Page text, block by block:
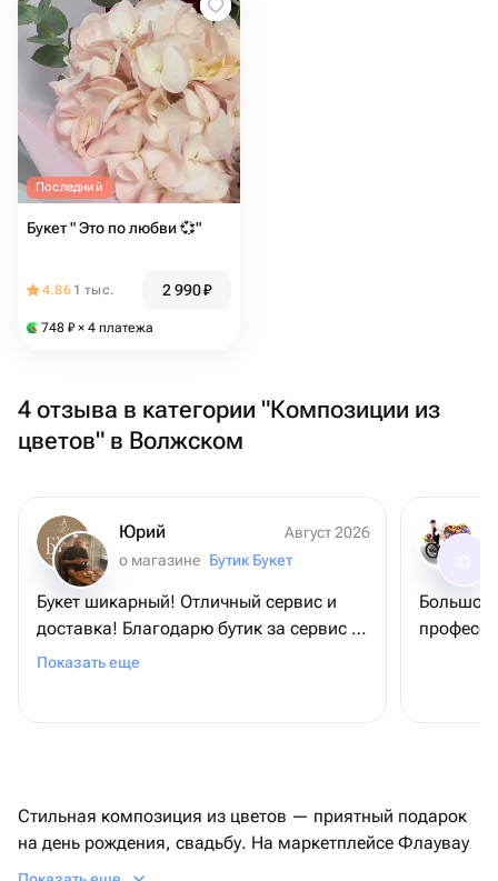
Последний
Букет " Это по любви 💞"
4.86 1 тыс. 2 990₽
748 ₽ × 4 платежа
4 отзыва в категории "Композиции из
цветов" в Волжском
Юрий
Август 2026
о магазине Бутик Букет
Букет шикарный! Отличный сервис и
доставка! Благодарю бутик за сервис и
букет, - именинница довольна
Показать еще
Большое
Стильная композиция из цветов — приятный подарок
на день рождения, свадьбу. На маркетплейсе Флаувау
— солидный ассортимент, аккуратная доставка.